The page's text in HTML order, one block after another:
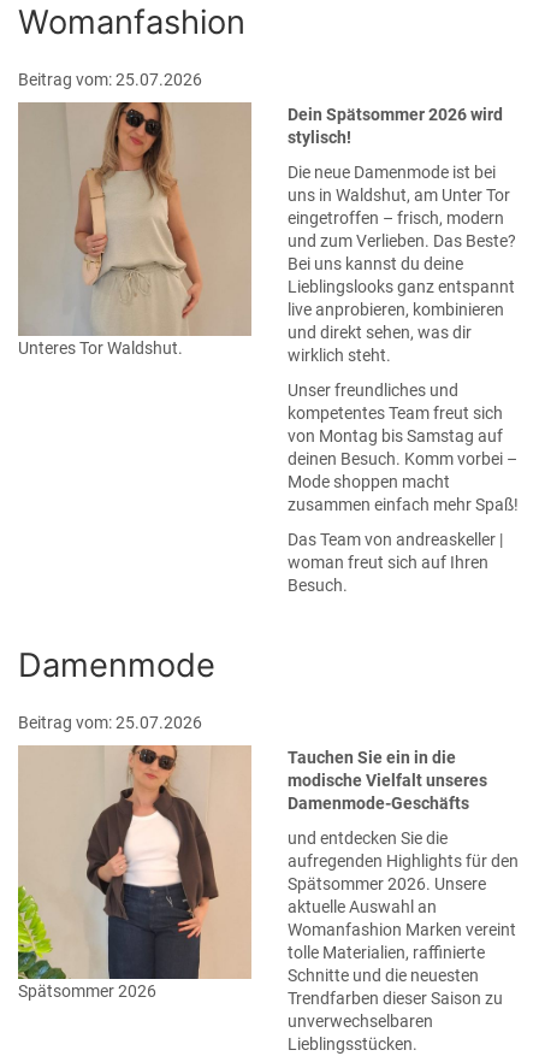
Womanfashion
Beitrag vom: 25.07.2026
Unteres Tor Waldshut.
Dein Spätsommer 2026 wird
stylisch!
Die neue Damenmode ist bei
uns in Waldshut, am Unter Tor
eingetroffen – frisch, modern
und zum Verlieben. Das Beste?
Bei uns kannst du deine
Lieblingslooks ganz entspannt
live anprobieren, kombinieren
und direkt sehen, was dir
wirklich steht.
Unser freundliches und
kompetentes Team freut sich
von Montag bis Samstag auf
deinen Besuch. Komm vorbei –
Mode shoppen macht
zusammen einfach mehr Spaß!
Das Team von andreaskeller |
woman freut sich auf Ihren
Besuch.
Damenmode
Beitrag vom: 25.07.2026
Spätsommer 2026
Tauchen Sie ein in die
modische Vielfalt unseres
Damenmode-Geschäfts
und entdecken Sie die
aufregenden Highlights für den
Spätsommer 2026. Unsere
aktuelle Auswahl an
Womanfashion Marken vereint
tolle Materialien, raffinierte
Schnitte und die neuesten
Trendfarben dieser Saison zu
unverwechselbaren
Lieblingsstücken.